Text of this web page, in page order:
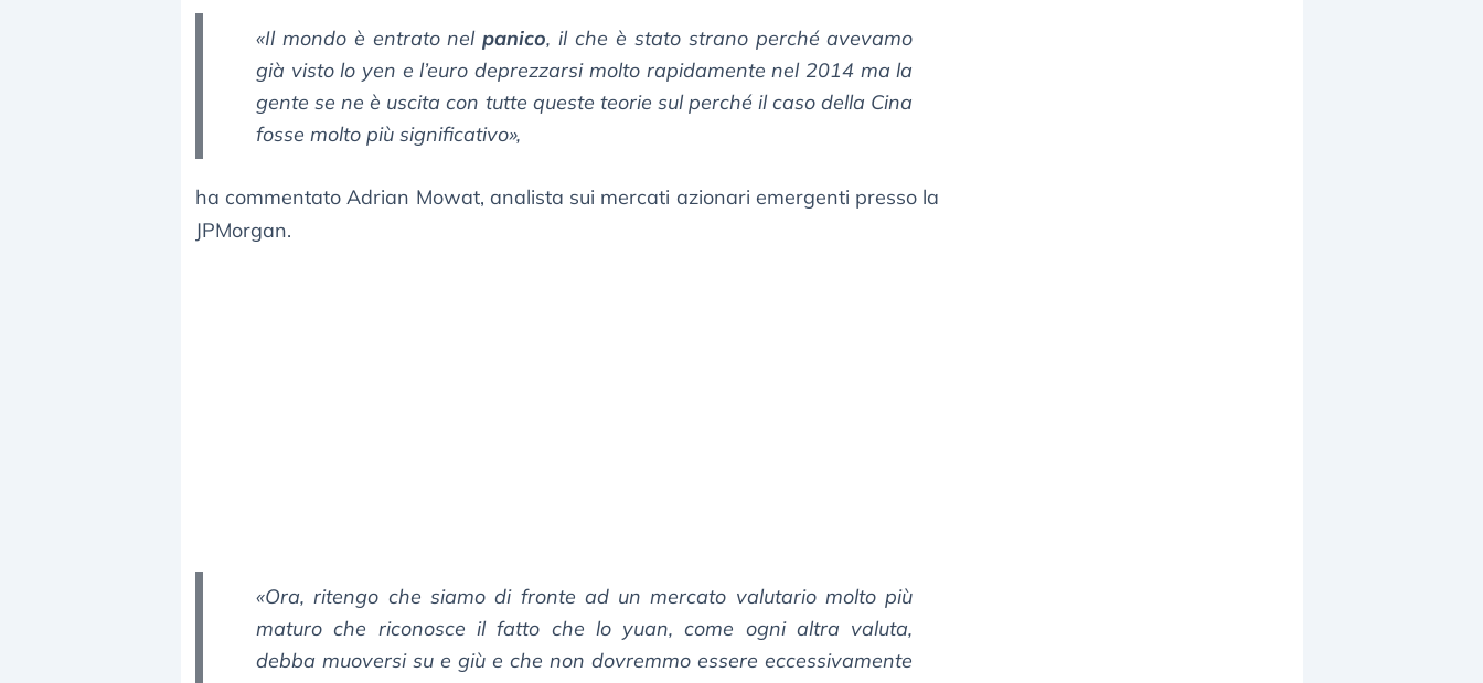
«Il mondo è entrato nelpanico, il che è stato strano perché avevamo
già visto lo yen e l’euro deprezzarsi molto rapidamente nel 2014 ma la
gente se ne è uscita con tutte queste teorie sul perché il caso della Cina
fosse molto più significativo»,
ha commentato Adrian Mowat, analista sui mercati azionari emergenti presso la
JPMorgan.
«Ora, ritengo che siamo di fronte ad un mercato valutario molto più
maturo che riconosce il fatto che lo yuan, come ogni altra valuta,
debba muoversi su e giù e che non dovremmo essere eccessivamente